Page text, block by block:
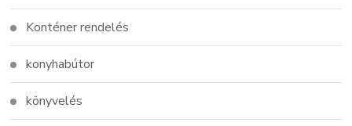
Konténer rendelés
konyhabútor
könyvelés